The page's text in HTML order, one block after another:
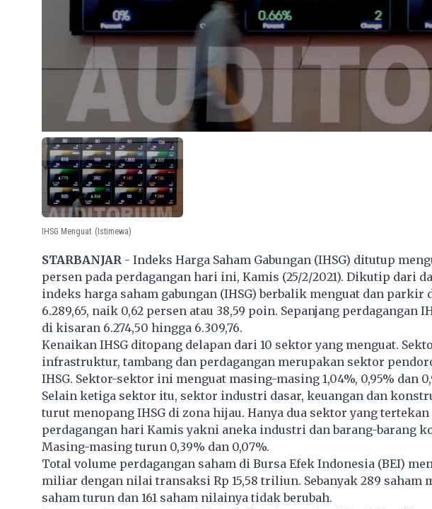
IHSG Menguat (Istimewa)
STARBANJAR- Indeks Harga Saham Gabungan (IHSG) ditutup
persen pada perdagangan hari ini, Kamis (25/2/2021). Dikutip dari
indeks harga saham gabungan (IHSG) berbalik menguat dan parkir
6.289,65, naik 0,62 persen atau 38,59 poin. Sepanjang perdagangan
di kisaran 6.274,50 hingga 6.309,76.
Kenaikan IHSG ditopang delapan dari 10 sektor yang menguat.
infrastruktur, tambang dan perdagangan merupakan sektor
IHSG. Sektor-sektor ini menguat masing-masing 1,04%, 0,95% dan
Selain ketiga sektor itu, sektor industri dasar, keuangan dan
turut menopang IHSG di zona hijau. Hanya dua sektor yang tertekan
perdagangan hari Kamis yakni aneka industri dan barang-barang
Masing-masing turun 0,39% dan 0,07%.
Total volume perdagangan saham di Bursa Efek Indonesia (BEI)
miliar dengan nilai transaksi Rp 15,58 triliun. Sebanyak 289 saham
saham turun dan 161 saham nilainya tidak berubah.